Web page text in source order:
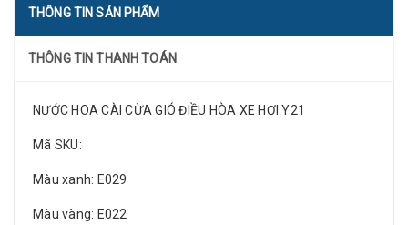
THÔNG TIN SẢN PHẨM
THÔNG TIN THANH TOÁN
NƯỚC HOA CÀI CỪA GIÓ ĐIỀU HÒA XE HƠI Y21
Mã SKU:
Màu xanh: E029
Màu vàng: E022